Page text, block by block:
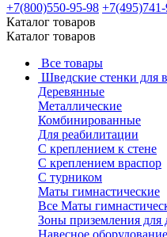
+7(800)550-95-98
Каталог товаров
Каталог товаров
Все товары
Шведские стенки для
Деревянные
Металлические
Комбинированные
Для реабилитации
С креплением к стене
С креплением враспор
С турником
Маты гимнастические
Все Маты
Зоны приземления для
Навесное оборудование